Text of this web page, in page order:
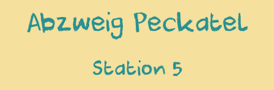
Abzweig Peckatel
Station 5